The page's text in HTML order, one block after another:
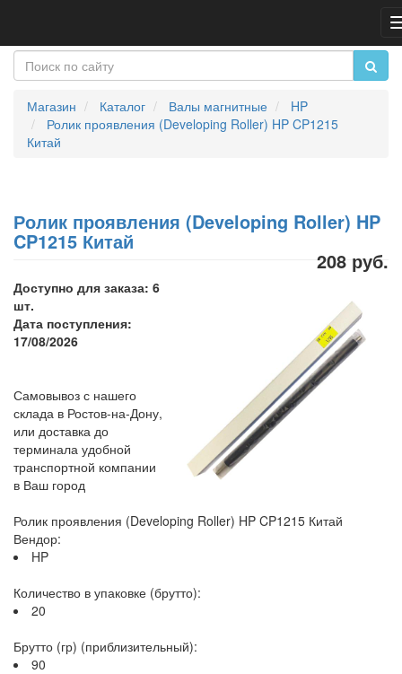
Магазин Каталог Валы магнитные
HP
Ролик проявления (Developing Roller) HP CP1215
Китай
Ролик проявления (Developing Roller) HP
CP1215 Китай
208 руб.
Доступно для заказа: 6
шт.
Дата поступления:
17/08/2026
Самовывоз с нашего
склада в Ростов-на-Дону,
или доставка до
терминала удобной
транспортной компании
в Ваш город
Ролик проявления (Developing Roller) HP CP1215 Китай
Вендор:
HP
Количество в упаковке (брутто):
20
Брутто (гр) (приблизительный):
90